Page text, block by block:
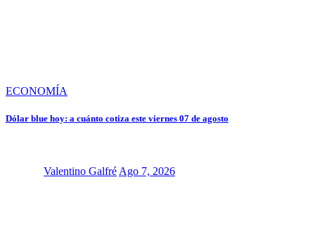
ECONOMÍA
Dólar blue hoy: a cuánto cotiza este viernes 07 de agosto
Valentino Galfré Ago 7, 2026